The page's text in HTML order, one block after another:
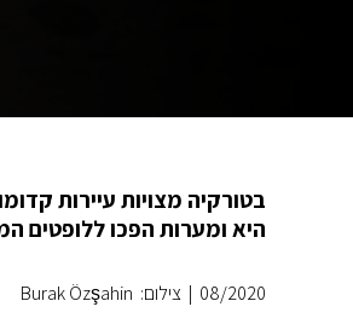
בטורקיה מצויות עיירות
היא ומערות הפכו ללופטים
08/2020
| צילום: Burak Özşahin